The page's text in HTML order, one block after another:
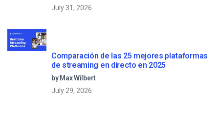
July 31, 2026
Comparación de las 25 mejores plataformas
de streaming en directo en 2025
by Max Wilbert
July 29, 2026